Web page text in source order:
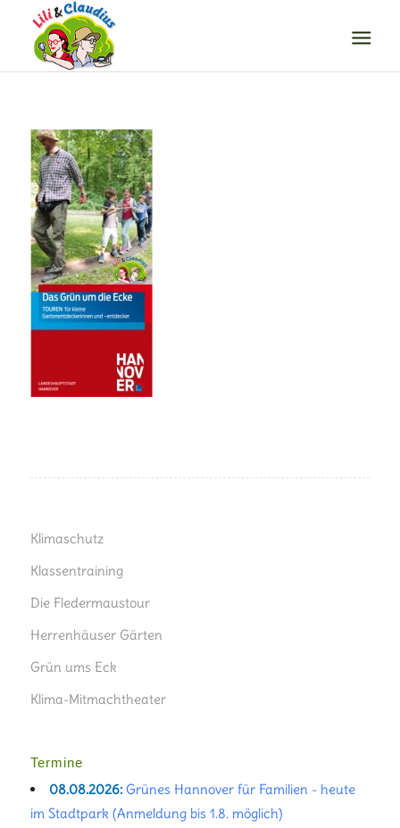
Klimaschutz
Klassentraining
Die Fledermaustour
Herrenhäuser Gärten
Grün ums Eck
Klima-Mitmachtheater
Termine
08.08.2026: Grünes Hannover für Familien - heute
im Stadtpark (Anmeldung bis 1.8. möglich)